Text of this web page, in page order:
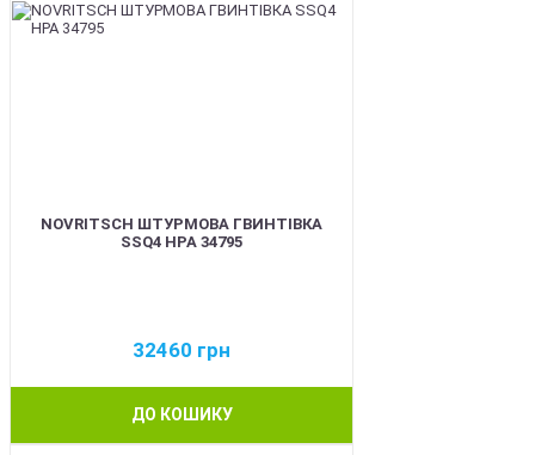
NOVRITSCH ШТУРМОВА ГВИНТІВКА
SSQ4 HPA 34795
32460 грн
ДО КОШИКУ